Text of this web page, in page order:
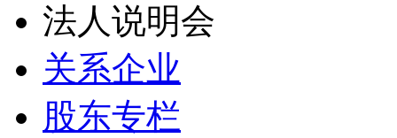
法人说明会
关系企业
股东专栏